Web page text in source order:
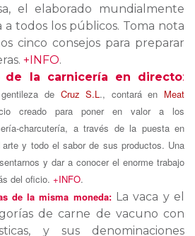
el elaborado mundialmente
todos los públicos. Toma nota
cinco consejos para preparar
+INFO.
de la carnicería en directo:
de Cruz S.L., contará en Meat
creado para poner en valor a los
charcutería, a través de la puesta en
y todo el sabor de sus productos. Una
y dar a conocer el enorme trabajo
del oficio. +INFO.
de la misma moneda: La vaca y el
de carne de vacuno con
y sus denominaciones